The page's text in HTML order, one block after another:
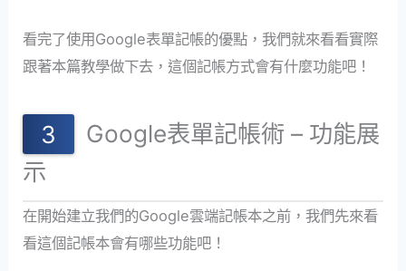
看完了使用Google表單記帳的優點，我們就來看看實際
跟著本篇教學做下去，這個記帳方式會有什麼功能吧！
Google表單記帳術 – 功能展
示
在開始建立我們的Google雲端記帳本之前，我們先來看
看這個記帳本會有哪些功能吧！